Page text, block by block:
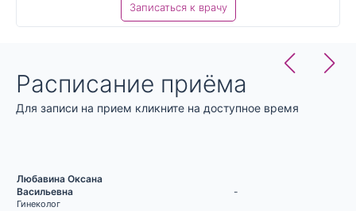
Записаться к врачу
Расписание приёма
Для записи на прием кликните на доступное время
Любавина Оксана
Васильевна
Гинеколог
-